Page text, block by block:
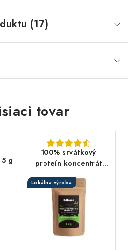
(17)
tovar
g
100% srvátkový
proteín koncentrát
(WPC 80) – Instantný,
bez príchuti
Lokálna výroba